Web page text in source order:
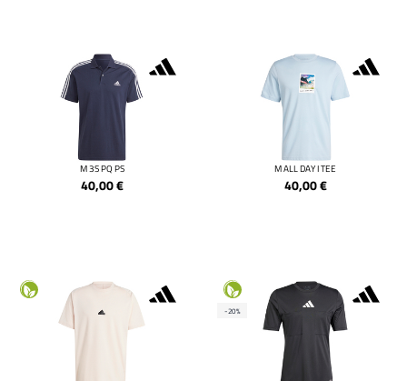
M 3S PQ PS
40,00€
M ALL DAY I TEE
40,00€
-20%